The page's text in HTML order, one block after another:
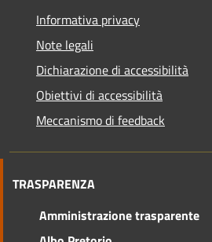
Informativa privacy
Note legali
Dichiarazione di accessibilità
Obiettivi di accessibilità
Meccanismo di feedback
TRASPARENZA
Amministrazione trasparente